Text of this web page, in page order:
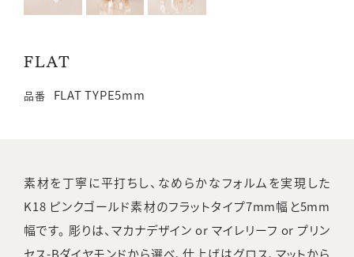
FLAT
品番 FLAT TYPE5mm
素材を丁寧に平打ちし、なめらかなフォルムを実現した
K18 ピンクゴールド素材のフラットタイプ7mm幅と5mm
幅です。 彫りは、マカナデザイン or マイレリーフ or プリン
セス-Bダイヤモンドから選べ、仕上げはグロス、マットから